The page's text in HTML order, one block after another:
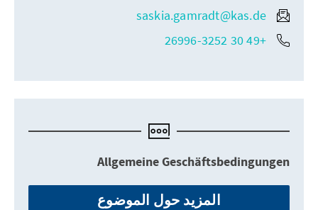
saskia.gamradt@kas.de
+49 30 26996-3252
Allgemeine Geschäftsbedingungen
المزيد حول الموضوع